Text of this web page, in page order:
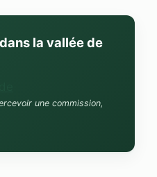
la vallée de
une commission,